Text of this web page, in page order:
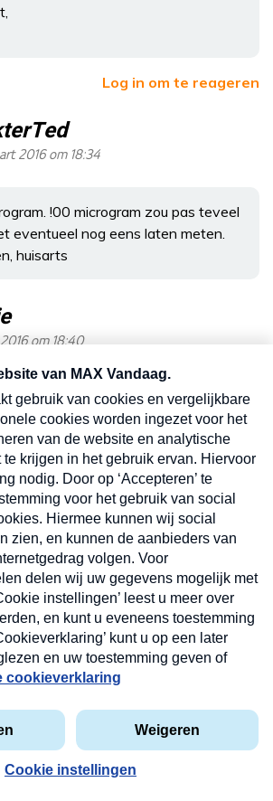
Log in om te reageren
2016 om 18:34
!00 microgram zou pas teveel
eventueel nog eens laten meten.
huisarts
om 18:40
zomaar vitamine D in nemen hij
de nodige medicijnen.?
Log in om te reageren
2016 om 20:57
even te overleggen met de huisarts,
(bijvoorbeeld bij ernstige
kun je beter een andere
D nemen.
huisarts
r
abonnement op onze
vrijdag- en dinsdagochtend in uw